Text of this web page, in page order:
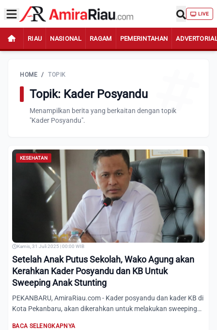
LIVE
RIAU NASIONAL RAGAM PEMERINTAHAN
HOME / TOPIK
Topik: Kader Posyandu
Menampilkan berita yang berkaitan dengan topik
"Kader Posyandu".
KESEHATAN
Kamis, 31 Juli 2025 | 00:00 WIB
Setelah Anak Putus Sekolah, Wako Agung akan
Kerahkan Kader Posyandu dan KB Untuk
Sweeping Anak Stunting
PEKANBARU, AmiraRiau.com - Kader posyandu dan kader KB di
Kota Pekanbaru, akan dikerahkan untuk melakukan sweeping
BACA SELENGKAPNYA